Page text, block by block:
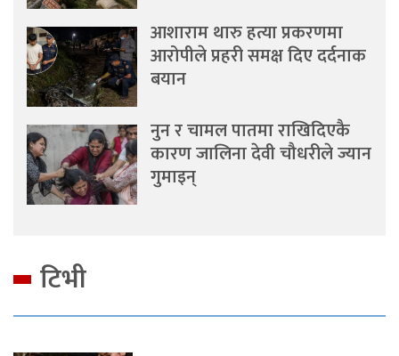
आशाराम थारु हत्या प्रकरणमा
आरोपीले प्रहरी समक्ष दिए दर्दनाक
बयान
नुन र चामल पातमा राखिदिएकै
कारण जालिना देवी चौधरीले ज्यान
गुमाइन्
टिभी